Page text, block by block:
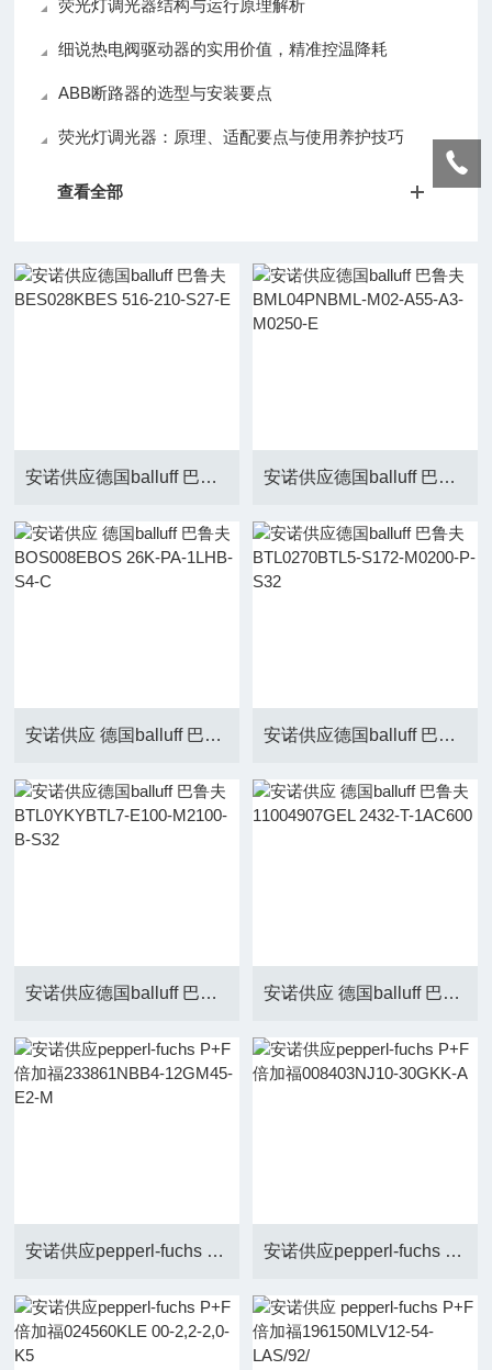
荧光灯调光器结构与运行原理解析
细说热电阀驱动器的实用价值，精准控温降耗
ABB断路器的选型与安装要点
荧光灯调光器：原理、适配要点与使用养护技巧
查看全部
安诺供应德国balluff 巴鲁夫BES028KBES 516-210-S27-E 安诺供应德国balluff 巴鲁夫BML04PNBML-M02-A55-A3-M0250-E
安诺供应 德国balluff 巴鲁夫BOS008EBOS 26K-PA-1LHB-S4-C 安诺供应德国balluff 巴鲁夫BTL0270BTL5-S172-M0200-P-S32
安诺供应德国balluff 巴鲁夫BTL0YKYBTL7-E100-M2100-B-S32 安诺供应 德国balluff 巴鲁夫11004907GEL 2432-T-1AC600
安诺供应pepperl-fuchs P+F 倍加福233861NBB4-12GM45-E2-M 安诺供应pepperl-fuchs P+F 倍加福008403NJ10-30GKK-A